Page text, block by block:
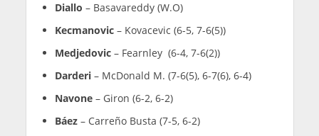
Diallo – Basavareddy (W.O)
Kecmanovic– Kovacevic (6-5, 7-6(5))
Medjedovic– Fearnley (6-4, 7-6(2))
Darderi– McDonald M. (7-6(5), 6-7(6), 6-4)
Navone– Giron (6-2, 6-2)
Báez– Carreño Busta (7-5, 6-2)